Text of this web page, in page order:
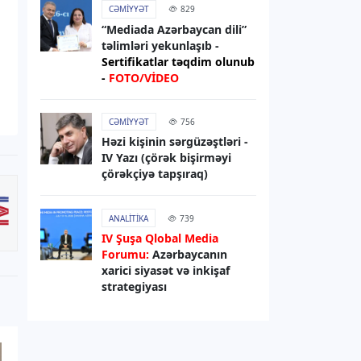
Bakı metrosunda yeni tunellərin
tikintisi planlaşdırılandan tez başa
çata bilər
İDMAN
“Qızıl top”a əsas namizədlər bəlli
olub
Xocavənddə daha 27 ailəyə
evlərinin açarları təqdim olunub -
YENİLƏNİB
CƏMIYYƏT 829
“Mediada Azərbaycan dili”
təlimləri yekunlaşıb -
Sertifikatlar təqdim olunub
- FOTO/VİDEO
CƏMIYYƏT 756
Həzi kişinin sərgüzəştləri -
IV Yazı (çörək bişirməyi
çörəkçiyə tapşıraq)
ANALITIKA 739
IV Şuşa Qlobal Media
Forumu: Azərbaycanın
xarici siyasət və inkişaf
strategiyası